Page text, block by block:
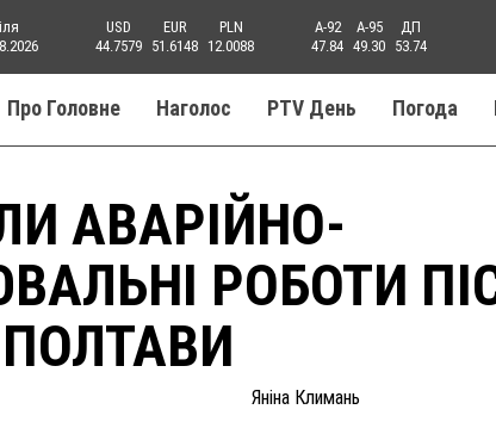
USD
44.7579
EUR
51.6148
PLN
12.0088
A-92
47.84
A-95
49.30
ДП
53.74
Про Головне Наголос PTV День Погода
АВАРІЙНО-
РОБОТИ
Яніна Климань